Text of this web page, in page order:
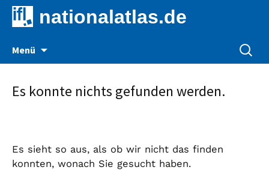
nationalatlas.de
Menü
Suche
nach:
Es konnte nichts gefunden werden.
Es sieht so aus, als ob wir nicht das finden
konnten, wonach Sie gesucht haben.